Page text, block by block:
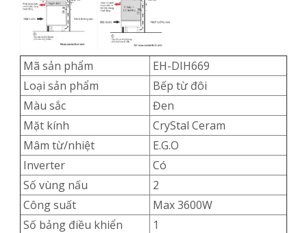
Mã sản phẩm
EH-DIH669
Loại sản phẩm
Bếp từ đôi
Màu sắc
Đen
Mặt kính
CryStal Ceram
Mâm từ/nhiệt
E.G.O
Inverter
Có
Số vùng nấu
2
Công suất
Max 3600W
Số bảng điều khiển
1